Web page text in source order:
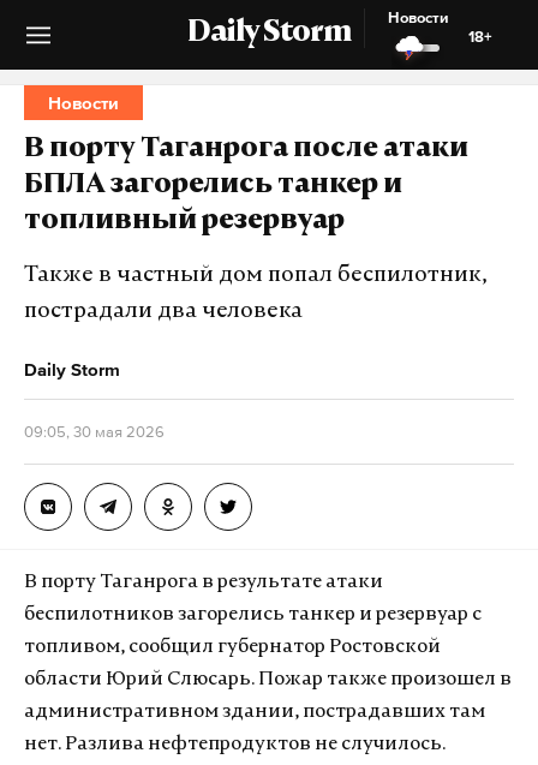
Daily Storm
Новости
18+
Новости
В порту Таганрога после атаки
БПЛА загорелись танкер и
топливный резервуар
Также в частный дом попал беспилотник,
пострадали два человека
Daily Storm
09:05, 30 мая 2026
В порту Таганрога в результате атаки
беспилотников загорелись танкер и резервуар с
топливом, сообщил губернатор Ростовской
области Юрий Слюсарь. Пожар также произошел в
административном здании, пострадавших там
нет. Разлива нефтепродуктов не случилось.